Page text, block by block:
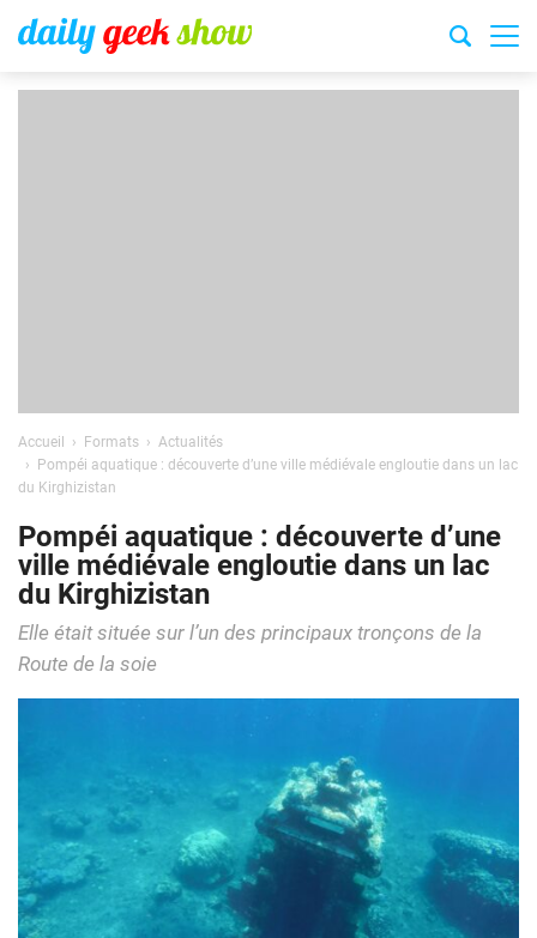
Accueil Formats
Actualités
Pompéi aquatique : découverte d’une ville médiévale engloutie dans un lac
du Kirghizistan
Pompéi aquatique : découverte d’une
ville médiévale engloutie dans un lac
du Kirghizistan
Elle était située sur l’un des principaux tronçons de la
Route de la soie